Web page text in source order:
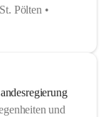
Pölten •
und